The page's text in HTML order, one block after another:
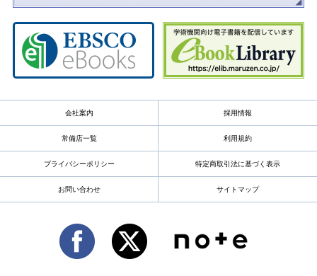
会社案内 採用情報
常備店一覧 利用規約
プライバシーポリシー 特定商取引法に基づく表示
お問い合わせ サイトマップ